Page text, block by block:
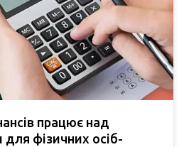
працює над
фізичних осіб-